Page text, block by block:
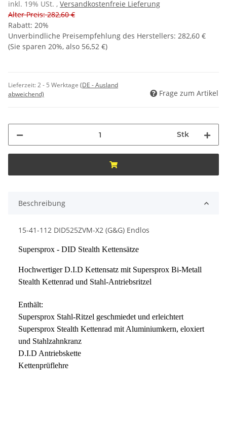
inkl. 19% USt. , Versandkostenfreie Lieferung
Alter Preis: 282,60 €
Rabatt: 20%
Unverbindliche Preisempfehlung des Herstellers: 282,60 €
(Sie sparen 20%, also 56,52 €)
Lieferzeit:2 - 5 Werktage (DE - Ausland
abweichend)
Frage zum Artikel
Stk
Beschreibung
15-41-112 DID525ZVM-X2 (G&G) Endlos
Supersprox - DID Stealth Kettensätze
Hochwertiger D.I.D Kettensatz mit Supersprox Bi-Metall
Stealth Kettenrad und Stahl-Antriebsritzel
Enthält:
Supersprox Stahl-Ritzel geschmiedet und erleichtert
Supersprox Stealth Kettenrad mit Aluminiumkern, eloxiert
und Stahlzahnkranz
D.I.D Antriebskette
Kettenprüflehre